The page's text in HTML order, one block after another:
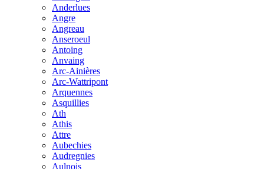
Anderlues
Angre
Angreau
Anseroeul
Antoing
Anvaing
Arc-Ainières
Arc-Wattripont
Arquennes
Asquillies
Ath
Athis
Attre
Aubechies
Audregnies
Aulnois